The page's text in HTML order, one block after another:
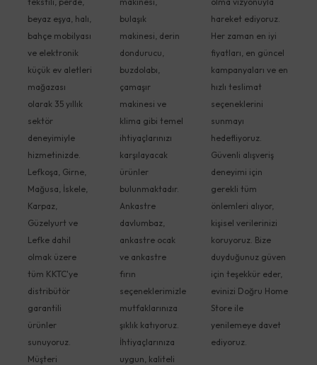
beyaz eşya, halı,
bahçe mobilyası
ve elektronik
küçük ev aletleri
mağazası
olarak 35 yıllık
sektör
deneyimiyle
hizmetinizde.
Lefkoşa, Girne,
Mağusa, İskele,
Karpaz,
Güzelyurt ve
Lefke dahil
olmak üzere
tüm KKTC'ye
distribütör
garantili
ürünler
sunuyoruz.
Müşteri
bulaşık
makinesi, derin
dondurucu,
buzdolabı,
çamaşır
makinesi ve
klima gibi temel
ihtiyaçlarınızı
karşılayacak
ürünler
bulunmaktadır.
Ankastre
davlumbaz,
ankastre ocak
ve ankastre
fırın
seçeneklerimizle
mutfaklarınıza
şıklık katıyoruz.
İhtiyaçlarınıza
uygun, kaliteli
hareket ediyoruz.
Her zaman en iyi
fiyatları, en güncel
kampanyaları ve en
hızlı teslimat
seçeneklerini
sunmayı
hedefliyoruz.
Güvenli alışveriş
deneyimi için
gerekli tüm
önlemleri alıyor,
kişisel verilerinizi
koruyoruz. Bize
duyduğunuz güven
için teşekkür eder,
evinizi Doğru Home
Store ile
yenilemeye davet
ediyoruz.